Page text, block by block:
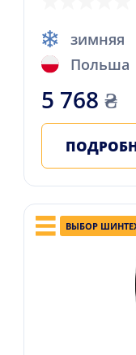
зимняя
Польша
5 768 ₴
ВЫБОР